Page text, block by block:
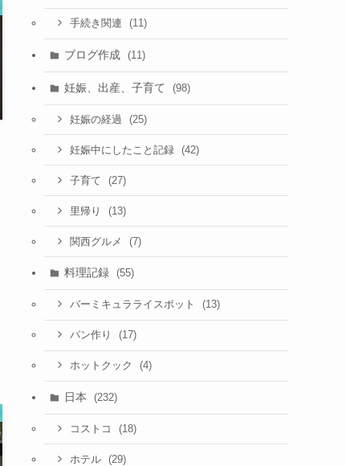
手続き関連 (11)
ブログ作成 (11)
妊娠、出産、子育て (98)
妊娠の経過 (25)
妊娠中にしたこと記録 (42)
子育て (27)
里帰り (13)
関西グルメ (7)
料理記録 (55)
バーミキュラライスポット (13)
パン作り (17)
ホットクック (4)
日本 (232)
コストコ (18)
ホテル (29)